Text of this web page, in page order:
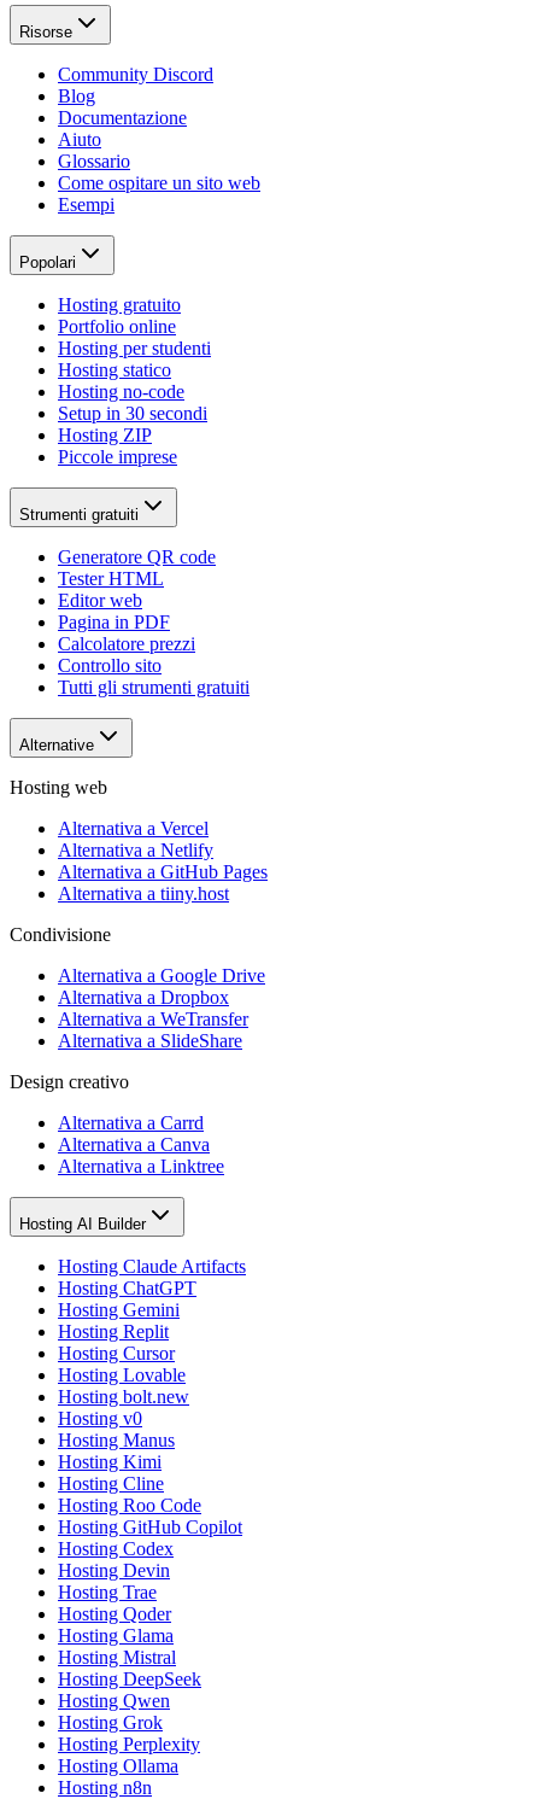
Risorse
Community Discord
Blog
Documentazione
Aiuto
Glossario
Come ospitare un sito web
Esempi
Popolari
Hosting gratuito
Portfolio online
Hosting per studenti
Hosting statico
Hosting no-code
Setup in 30 secondi
Hosting ZIP
Piccole imprese
Strumenti gratuiti
Generatore QR code
Tester HTML
Editor web
Pagina in PDF
Calcolatore prezzi
Controllo sito
Tutti gli strumenti gratuiti
Alternative
Hosting web
Alternativa a Vercel
Alternativa a Netlify
Alternativa a GitHub Pages
Alternativa a tiiny.host
Condivisione
Alternativa a Google Drive
Alternativa a Dropbox
Alternativa a WeTransfer
Alternativa a SlideShare
Design creativo
Alternativa a Carrd
Alternativa a Canva
Alternativa a Linktree
Hosting AI Builder
Hosting Claude Artifacts
Hosting ChatGPT
Hosting Gemini
Hosting Replit
Hosting Cursor
Hosting Lovable
Hosting bolt.new
Hosting v0
Hosting Manus
Hosting Kimi
Hosting Cline
Hosting Roo Code
Hosting GitHub Copilot
Hosting Codex
Hosting Devin
Hosting Trae
Hosting Qoder
Hosting Glama
Hosting Mistral
Hosting DeepSeek
Hosting Qwen
Hosting Grok
Hosting Perplexity
Hosting Ollama
Hosting n8n